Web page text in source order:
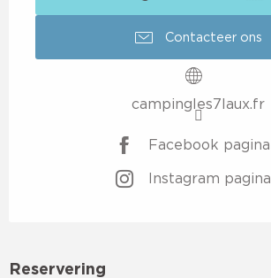
Contacteer ons
campingles7laux.fr
Facebook pagina
Instagram pagina
Reservering